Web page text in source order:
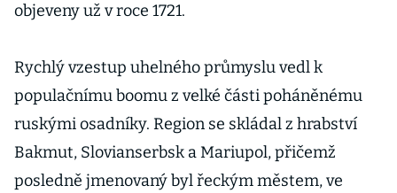
objeveny už v roce 1721.
Rychlý vzestup uhelného průmyslu vedl k
populačnímu boomu z velké části poháněnému
ruskými osadníky. Region se skládal z hrabství
Bakmut, Slovianserbsk a Mariupol, přičemž
posledně jmenovaný byl řeckým městem, ve